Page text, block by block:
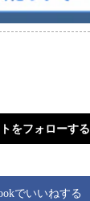
をフォローする
でいいねする